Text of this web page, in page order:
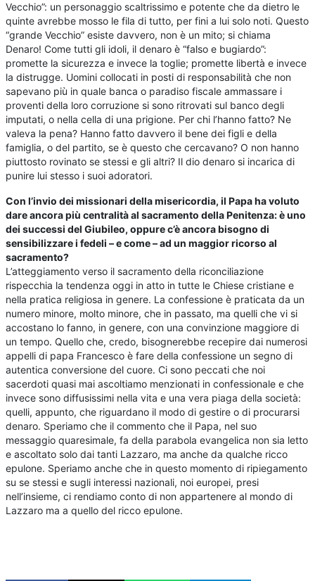
Vecchio”: un personaggio scaltrissimo e potente che da dietro le
quinte avrebbe mosso le fila di tutto, per fini a lui solo noti. Questo
“grande Vecchio” esiste davvero, non è un mito; si chiama
Denaro! Come tutti gli idoli, il denaro è “falso e bugiardo”:
promette la sicurezza e invece la toglie; promette libertà e invece
la distrugge. Uomini collocati in posti di responsabilità che non
sapevano più in quale banca o paradiso fiscale ammassare i
proventi della loro corruzione si sono ritrovati sul banco degli
imputati, o nella cella di una prigione. Per chi l’hanno fatto? Ne
valeva la pena? Hanno fatto davvero il bene dei figli e della
famiglia, o del partito, se è questo che cercavano? O non hanno
piuttosto rovinato se stessi e gli altri? Il dio denaro si incarica di
punire lui stesso i suoi adoratori.
Con l’invio dei missionari della misericordia, il Papa ha voluto
dare ancora più centralità al sacramento della Penitenza: è uno
dei successi del Giubileo, oppure c’è ancora bisogno di
sensibilizzare i fedeli – e come – ad un maggior ricorso al
sacramento?
L’atteggiamento verso il sacramento della riconciliazione
rispecchia la tendenza oggi in atto in tutte le Chiese cristiane e
nella pratica religiosa in genere. La confessione è praticata da un
numero minore, molto minore, che in passato, ma quelli che vi si
accostano lo fanno, in genere, con una convinzione maggiore di
un tempo. Quello che, credo, bisognerebbe recepire dai numerosi
appelli di papa Francesco è fare della confessione un segno di
autentica conversione del cuore. Ci sono peccati che noi
sacerdoti quasi mai ascoltiamo menzionati in confessionale e che
invece sono diffusissimi nella vita e una vera piaga della società:
quelli, appunto, che riguardano il modo di gestire o di procurarsi
denaro. Speriamo che il commento che il Papa, nel suo
messaggio quaresimale, fa della parabola evangelica non sia letto
e ascoltato solo dai tanti Lazzaro, ma anche da qualche ricco
epulone. Speriamo anche che in questo momento di ripiegamento
su se stessi e sugli interessi nazionali, noi europei, presi
nell’insieme, ci rendiamo conto di non appartenere al mondo di
Lazzaro ma a quello del ricco epulone.